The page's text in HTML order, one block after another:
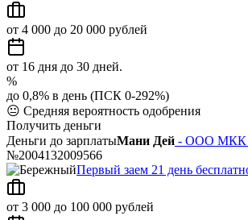
от 4 000 до 20 000 рублей
от 16 дня до 30 дней.
%
до 0,8% в день (ПСК 0-292%)
😐 Средняя вероятность одобрения
Получить деньги
Деньги до зарплатыМани Дей - ООО МКК
№2004132009566
Первый заем 21 день
от 3 000 до 100 000 рублей